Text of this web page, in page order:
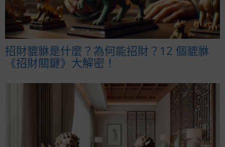
招財貔貅是什麼？為何能招財？12 個貔貅
《招財關鍵》大解密！